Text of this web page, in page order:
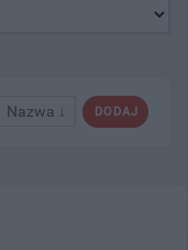
DODAJ
Nazwa ↓